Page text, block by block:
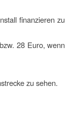
finanzieren zu
28 Euro, wenn
zu sehen.